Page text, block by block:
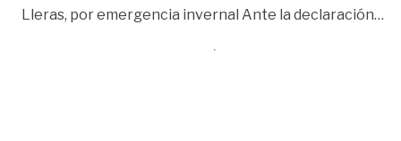
Lleras, por emergencia invernal Ante la declaración…